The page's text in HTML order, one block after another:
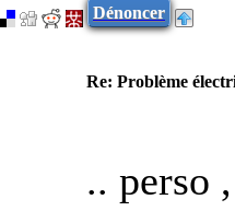
Dénoncer
Re: Problème
.. perso